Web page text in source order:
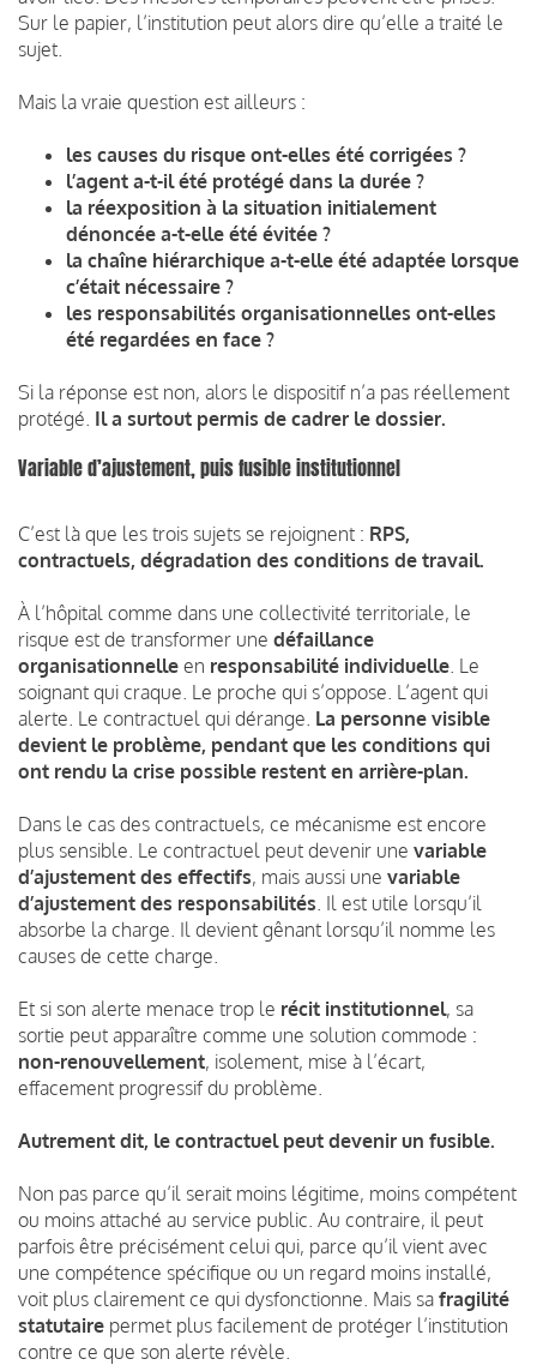
Sur le papier, l’institution peut alors dire qu’elle a traité le
sujet.
Mais la vraie question est ailleurs :
les causes du risque ont-elles été corrigées ?
l’agent a-t-il été protégé dans la durée ?
la réexposition à la situation initialement
dénoncée a-t-elle été évitée ?
la chaîne hiérarchique a-t-elle été adaptée lorsque
c’était nécessaire ?
les responsabilités organisationnelles ont-elles
été regardées en face ?
Si la réponse est non, alors le dispositif n’a pas réellement
protégé. Il a surtout permis de cadrer le dossier.
Variable d’ajustement, puis fusible institutionnel
C’est là que les trois sujets se rejoignent : RPS,
contractuels, dégradation des conditions de travail.
À l’hôpital comme dans une collectivité territoriale, le
risque est de transformer une défaillance
organisationnelle en responsabilité individuelle . Le
soignant qui craque. Le proche qui s’oppose. L’agent qui
alerte. Le contractuel qui dérange. La personne visible
devient le problème, pendant que les conditions qui
ont rendu la crise possible restent en arrière-plan.
Dans le cas des contractuels, ce mécanisme est encore
plus sensible. Le contractuel peut devenir une variable
d’ajustement des effectifs, mais aussi une variable
d’ajustement des responsabilités . Il est utile lorsqu’il
absorbe la charge. Il devient gênant lorsqu’il nomme les
causes de cette charge.
Et si son alerte menace trop le récit institutionnel, sa
sortie peut apparaître comme une solution commode :
non-renouvellement, isolement, mise à l’écart,
effacement progressif du problème.
Autrement dit, le contractuel peut devenir un fusible.
Non pas parce qu’il serait moins légitime, moins compétent
ou moins attaché au service public. Au contraire, il peut
parfois être précisément celui qui, parce qu’il vient avec
une compétence spécifique ou un regard moins installé,
voit plus clairement ce qui dysfonctionne. Mais sa fragilité
statutaire permet plus facilement de protéger l’institution
contre ce que son alerte révèle.